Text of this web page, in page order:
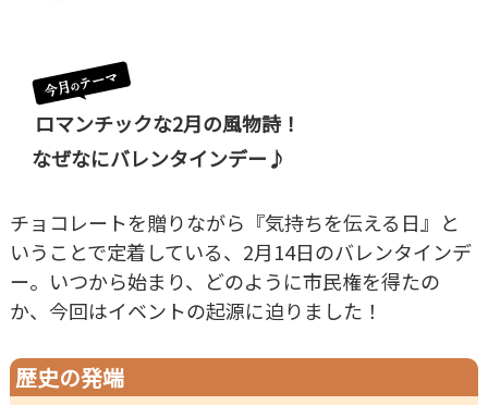
ロマンチックな2月の風物詩！
なぜなにバレンタインデー♪
チョコレートを贈りながら『気持ちを伝える日』と
いうことで定着している、2月14日のバレンタインデ
ー。いつから始まり、どのように市民権を得たの
か、今回はイベントの起源に迫りました！
歴史の発端